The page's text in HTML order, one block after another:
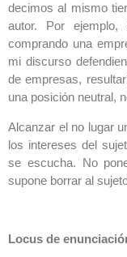
decimos al mismo
autor. Por
comprando una
mi discurso
de empresas,
una posición neutral,
Alcanzar el no lugar
los intereses del
se escucha. No
supone borrar al
Locus de